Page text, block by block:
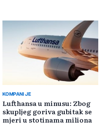
KOMPANIJE
Lufthansa u minusu: Zbog
skupljeg goriva gubitak se
mjeri u stotinama miliona